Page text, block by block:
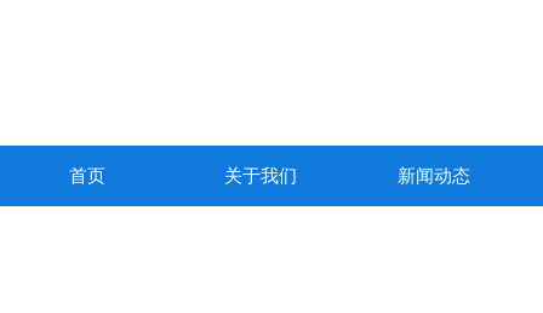
首页 关于我们 新闻动态